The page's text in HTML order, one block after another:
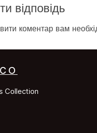
відповідь
коментар вам
Collection